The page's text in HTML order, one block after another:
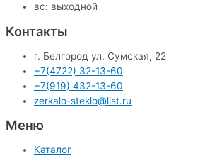
вс: выходной
Контакты
г. Белгород ул. Сумская, 22
+7(4722) 32-13-60
+7(919) 432-13-60
zerkalo-steklo@list.ru
Меню
Каталог